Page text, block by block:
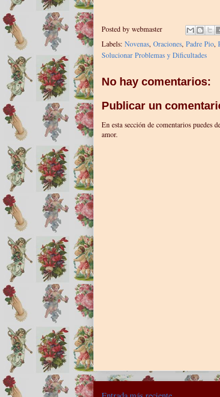
Posted by webmaster
Labels: Novenas, Oraciones, Padre Pio,
Solucionar Problemas y Dificultades
No hay comentarios:
Publicar un
En esta sección de comentarios puedes
amor.